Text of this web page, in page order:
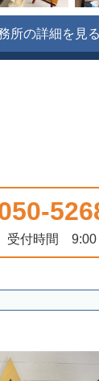
所の詳細を見る
受付時間 9:00